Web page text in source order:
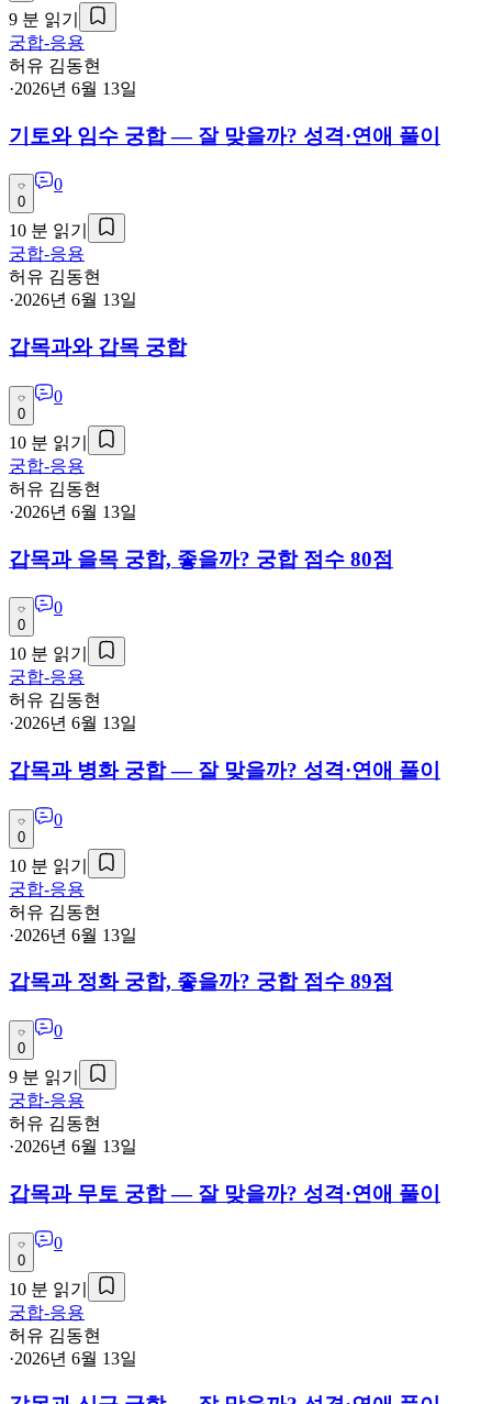
9 분 읽기
궁합-응용
허유 김동현
·2026년 6월 13일
기토와 임수 궁합 — 잘 맞을까? 성격·연애 풀이
0
0
10 분 읽기
궁합-응용
허유 김동현
·2026년 6월 13일
갑목과와 갑목 궁합
0
0
10 분 읽기
궁합-응용
허유 김동현
·2026년 6월 13일
갑목과 을목 궁합, 좋을까? 궁합 점수 80점
0
0
10 분 읽기
궁합-응용
허유 김동현
·2026년 6월 13일
갑목과 병화 궁합 — 잘 맞을까? 성격·연애 풀이
0
0
10 분 읽기
궁합-응용
허유 김동현
·2026년 6월 13일
갑목과 정화 궁합, 좋을까? 궁합 점수 89점
0
0
9 분 읽기
궁합-응용
허유 김동현
·2026년 6월 13일
갑목과 무토 궁합 — 잘 맞을까? 성격·연애 풀이
0
0
10 분 읽기
궁합-응용
허유 김동현
·2026년 6월 13일